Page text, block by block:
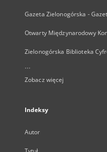
Gazeta Zielonogórska -
Otwarty Międzynarodowy
Zielonogórska Biblioteka
...
Zobacz więcej
Indeksy
Autor